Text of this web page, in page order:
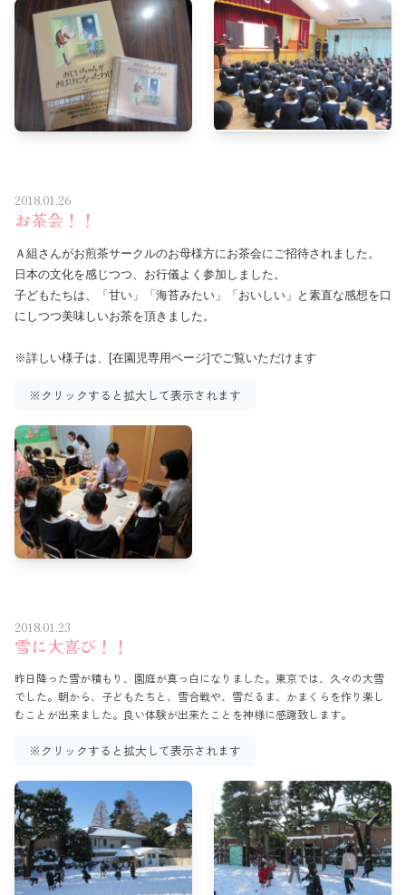
2018.01.26
お茶会！！
Ａ組さんがお煎茶サークルのお母様方にお茶会にご招待されました。
日本の文化を感じつつ、お行儀よく参加しました。
子どもたちは、「甘い」「海苔みたい」「おいしい」と素直な感想を口
にしつつ美味しいお茶を頂きました。
※詳しい様子は、[在園児専用ページ]でご覧いただけます
※クリックすると拡大して表示されます
2018.01.23
雪に大喜び！！
昨日降った雪が積もり、園庭が真っ白になりました。東京では、久々の大雪
でした。朝から、子どもたちと、雪合戦や、雪だるま、かまくらを作り楽し
むことが出来ました。良い体験が出来たことを神様に感謝致します。
※クリックすると拡大して表示されます